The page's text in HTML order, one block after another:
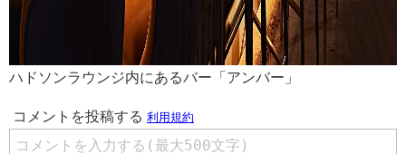
ハドソンラウンジ内にあるバー「アンバー」